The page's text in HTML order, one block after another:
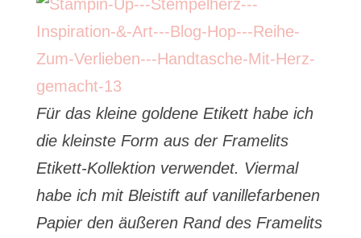
Für das kleine goldene Etikett habe ich
die kleinste Form aus der Framelits
Etikett-Kollektion verwendet. Viermal
habe ich mit Bleistift auf vanillefarbenen
Papier den äußeren Rand des Framelits